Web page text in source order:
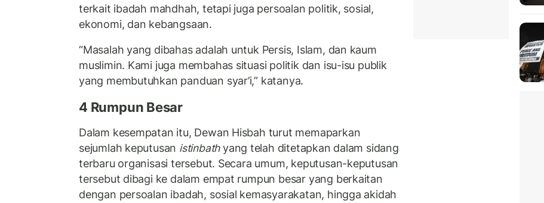
terkait ibadah mahdhah, tetapi juga persoalan politik, sosial,
ekonomi, dan kebangsaan.
“Masalah yang dibahas adalah untuk Persis, Islam, dan kaum
muslimin. Kami juga membahas situasi politik dan isu-isu publik
yang membutuhkan panduan syar’i,” katanya.
4 Rumpun Besar
Dalam kesempatan itu, Dewan Hisbah turut memaparkan
sejumlah keputusan istinbathyang telah ditetapkan dalam sidang
terbaru organisasi tersebut. Secara umum, keputusan-keputusan
tersebut dibagi ke dalam empat rumpun besar yang berkaitan
dengan persoalan ibadah, sosial kemasyarakatan, hingga akidah